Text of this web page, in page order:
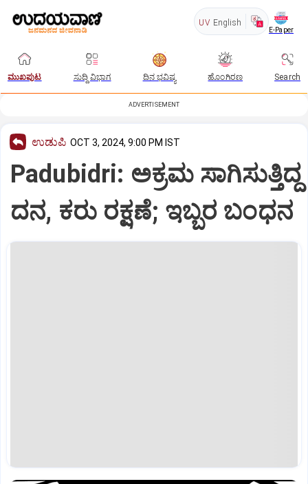
UV English
E-Paper
ಮುಖಪುಟ ಸುದ್ದಿ ವಿಭಾಗ ದಿನ ಭವಿಷ್ಯ ಹೊಂಗಿರಣ Search
ADVERTISEMENT
ಉಡುಪಿ OCT 3, 2024, 9:00 PM IST
Padubidri: ಅಕ್ರಮ ಸಾಗಿಸುತ್ತಿದ್ದ
ದನ, ಕರು ರಕ್ಷಣೆ; ಇಬ್ಬರ ಬಂಧನ